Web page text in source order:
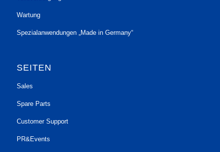
Wartung
Spezialanwendungen „Made in Germany“
SEITEN
Sales
Spare Parts
Customer Support
PR&Events